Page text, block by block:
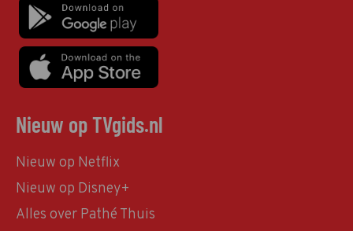
Nieuw op TVgids.nl
Nieuw op Netflix
Nieuw op Disney+
Alles over Pathé Thuis